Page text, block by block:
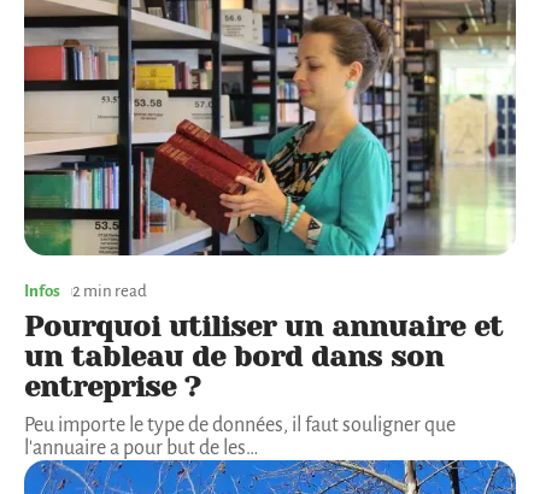
Infos 2 min read
Pourquoi utiliser un annuaire et
un tableau de bord dans son
entreprise ?
Peu importe le type de données, il faut souligner que
l'annuaire a pour but de les…